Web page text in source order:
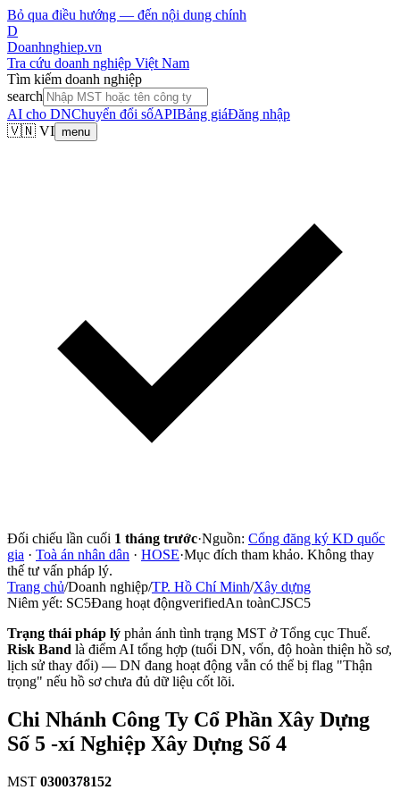
Bỏ qua điều hướng — đến nội dung chính
D
Doanhnghiep.vn
Tra cứu doanh nghiệp Việt Nam
Tìm kiếm doanh nghiệp
search
AI cho DNChuyển đổi sốAPIBảng giáĐăng nhập
🇻🇳 VI menu
Đối chiếu lần cuối 1 tháng trước·Nguồn: Cổng đăng ký KD quốc
gia · Toà án nhân dân · HOSE·Mục đích tham khảo. Không thay
thế tư vấn pháp lý.
Trang chủ/Doanh nghiệp/TP. Hồ Chí Minh/Xây dựng
Niêm yết: SC5Đang hoạt độngverifiedAn toànCJSC5
Trạng thái pháp lý phản ánh tình trạng MST ở Tổng cục Thuế.
Risk Band là điểm AI tổng hợp (tuổi DN, vốn, độ hoàn thiện hồ sơ,
lịch sử thay đổi) — DN đang hoạt động vẫn có thể bị flag "Thận
trọng" nếu hồ sơ chưa đủ dữ liệu cốt lõi.
Chi Nhánh Công Ty Cổ Phần Xây Dựng
Số 5 -xí Nghiệp Xây Dựng Số 4
MST 0300378152